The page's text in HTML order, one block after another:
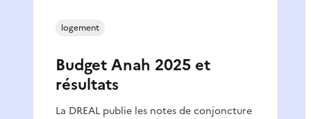
Budget Anah 2025 et
résultats
La DREAL publie les notes de conjoncture
logement